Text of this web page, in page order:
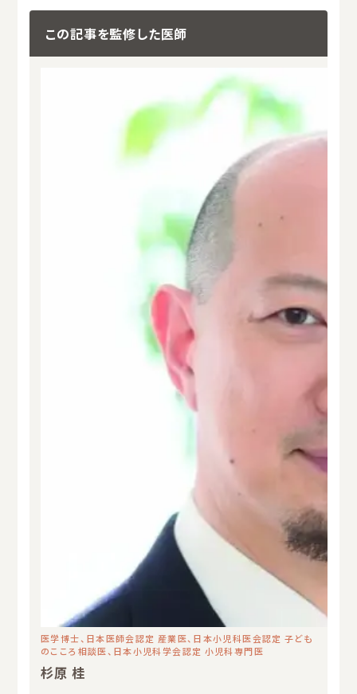
この記事を監修した医師
医学博士、日本医師会認定 産業医、日本小児科医会認定 子ども
のこころ相談医、日本小児科学会認定 小児科専門医
杉原 桂